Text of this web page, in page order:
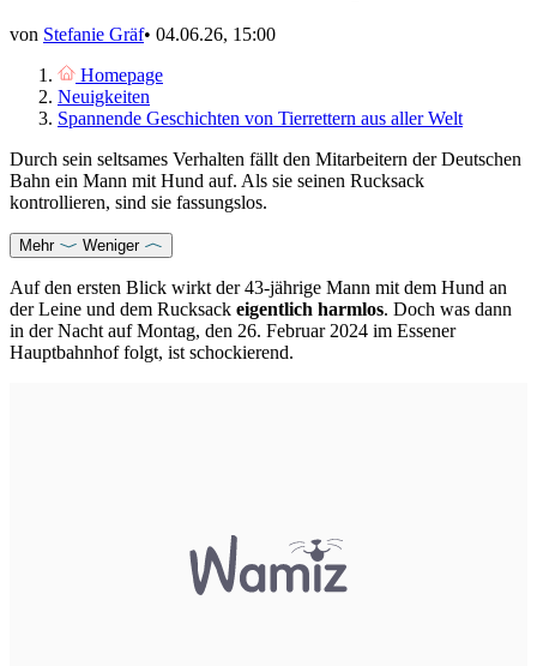
von Stefanie Gräf• 04.06.26, 15:00
Homepage
Neuigkeiten
Spannende Geschichten von Tierrettern aus aller Welt
Durch sein seltsames Verhalten fällt den Mitarbeitern der Deutschen
Bahn ein Mann mit Hund auf. Als sie seinen Rucksack
kontrollieren, sind sie fassungslos.
Mehr Weniger
Auf den ersten Blick wirkt der 43-jährige Mann mit dem Hund an
der Leine und dem Rucksack eigentlich harmlos. Doch was dann
in der Nacht auf Montag, den 26. Februar 2024 im Essener
Hauptbahnhof folgt, ist schockierend.